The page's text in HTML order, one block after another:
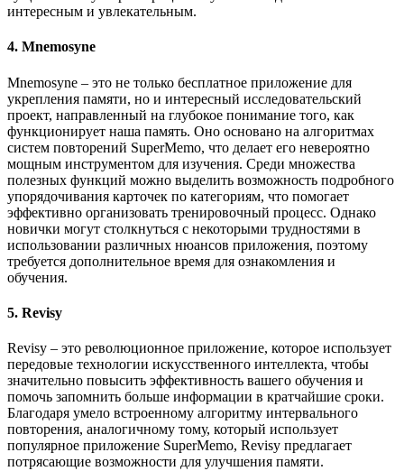
интересным и увлекательным.
4. Mnemosyne
Mnemosyne – это не только бесплатное приложение для
укрепления памяти, но и интересный исследовательский
проект, направленный на глубокое понимание того, как
функционирует наша память. Оно основано на алгоритмах
систем повторений SuperMemo, что делает его невероятно
мощным инструментом для изучения. Среди множества
полезных функций можно выделить возможность подробного
упорядочивания карточек по категориям, что помогает
эффективно организовать тренировочный процесс. Однако
новички могут столкнуться с некоторыми трудностями в
использовании различных нюансов приложения, поэтому
требуется дополнительное время для ознакомления и
обучения.
5. Revisy
Revisy – это революционное приложение, которое использует
передовые технологии искусственного интеллекта, чтобы
значительно повысить эффективность вашего обучения и
помочь запомнить больше информации в кратчайшие сроки.
Благодаря умело встроенному алгоритму интервального
повторения, аналогичному тому, который использует
популярное приложение SuperMemo, Revisy предлагает
потрясающие возможности для улучшения памяти.